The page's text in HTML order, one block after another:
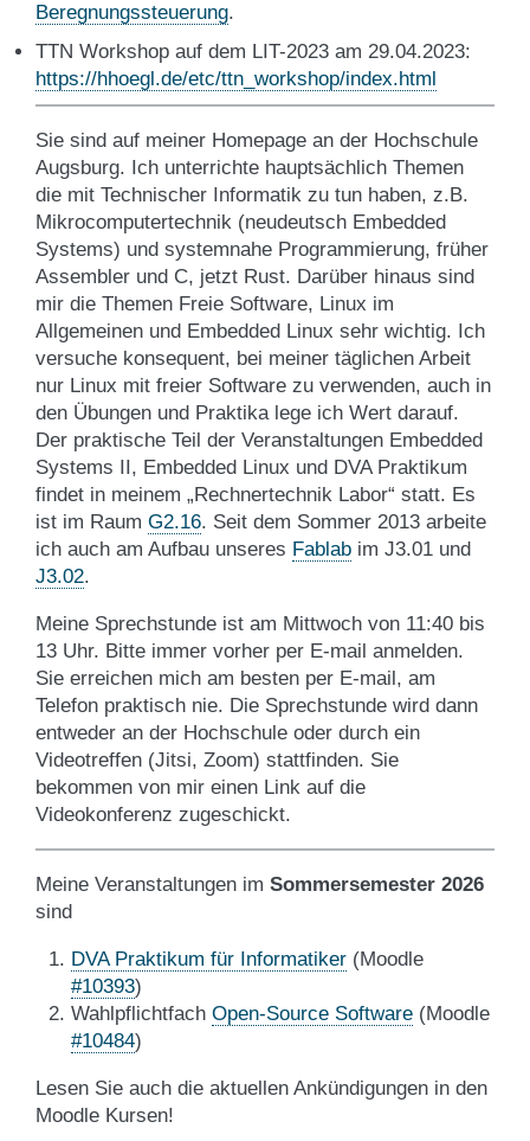
Beregnungssteuerung.
TTN Workshop auf dem LIT-2023 am 29.04.2023:
https://hhoegl.de/etc/ttn_workshop/index.html
Sie sind auf meiner Homepage an der Hochschule
Augsburg. Ich unterrichte hauptsächlich Themen
die mit Technischer Informatik zu tun haben, z.B.
Mikrocomputertechnik (neudeutsch Embedded
Systems) und systemnahe Programmierung, früher
Assembler und C, jetzt Rust. Darüber hinaus sind
mir die Themen Freie Software, Linux im
Allgemeinen und Embedded Linux sehr wichtig. Ich
versuche konsequent, bei meiner täglichen Arbeit
nur Linux mit freier Software zu verwenden, auch in
den Übungen und Praktika lege ich Wert darauf.
Der praktische Teil der Veranstaltungen Embedded
Systems II, Embedded Linux und DVA Praktikum
findet in meinem „Rechnertechnik Labor“ statt. Es
ist im Raum G2.16. Seit dem Sommer 2013 arbeite
ich auch am Aufbau unseres Fablab im J3.01 und
J3.02.
Meine Sprechstunde ist am Mittwoch von 11:40 bis
13 Uhr. Bitte immer vorher per E-mail anmelden.
Sie erreichen mich am besten per E-mail, am
Telefon praktisch nie. Die Sprechstunde wird dann
entweder an der Hochschule oder durch ein
Videotreffen (Jitsi, Zoom) stattfinden. Sie
bekommen von mir einen Link auf die
Videokonferenz zugeschickt.
Meine Veranstaltungen im Sommersemester 2026
sind
DVA Praktikum für Informatiker (Moodle
#10393)
Wahlpflichtfach Open-Source Software (Moodle
#10484)
Lesen Sie auch die aktuellen Ankündigungen in den
Moodle Kursen!